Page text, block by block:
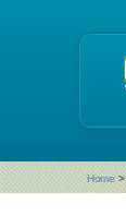
Home >